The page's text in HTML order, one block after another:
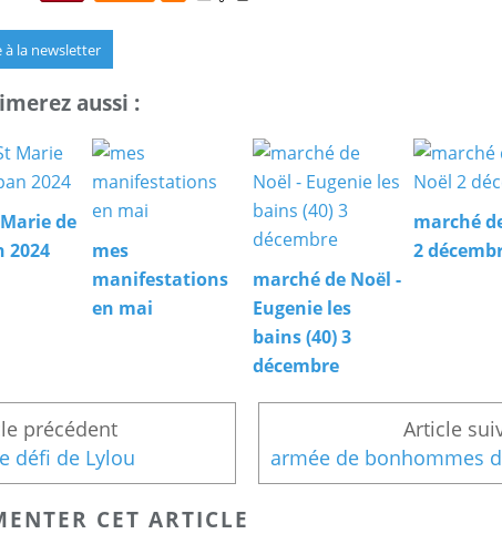
à la newsletter
aussi :
de
2024
mes
manifestations
en mai
marché de Noël -
Eugenie les
bains (40) 3
décembre
marché
2
défi de Lylou
CET ARTICLE